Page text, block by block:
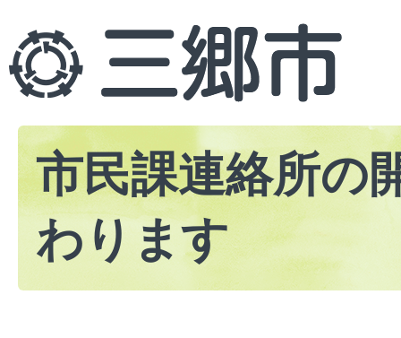
市民課連絡所の
わります